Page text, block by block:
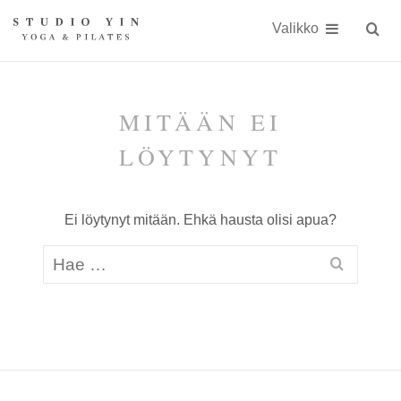
sisällöön
Studio
Studio
Yin
kokonaisvaltaiseen
kehonhuoltoon
jooga-
Pilates-
keskellä
Valikko
Hae
MITÄÄN EI
LÖYTYNYT
Ei löytynyt mitään. Ehkä hausta olisi apua?